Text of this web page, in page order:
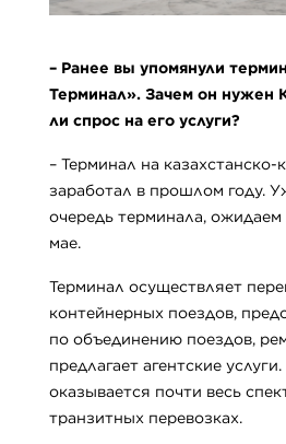
– Ранее вы упомянули
Терминал». Зачем он нужен
ли спрос на его услуги?
– Терминал на казахстанско-
заработал в прошлом году.
очередь терминала, ожидаем
мае.
Терминал осуществляет
контейнерных поездов,
по объединению поездов,
предлагает агентские
оказывается почти весь
транзитных перевозках.